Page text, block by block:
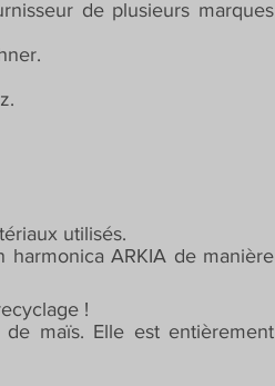
de plusieurs marques
utilisés.
ARKIA de manière
!
de maïs. Elle est entièrement